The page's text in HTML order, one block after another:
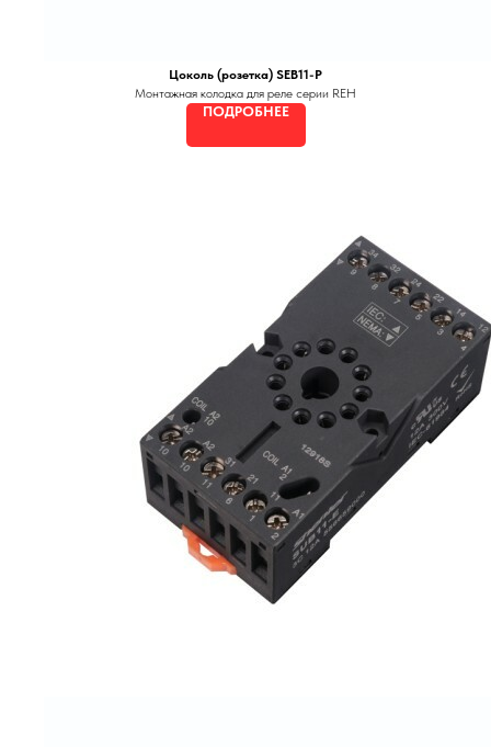
Цоколь (розетка) SEB11-P
Монтажная колодка для реле серии REH
ПОДРОБНЕЕ